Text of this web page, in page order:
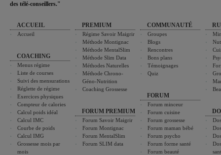
des télé-conseillers."
ACCUEIL
Accueil
COACHING
Menus régime
Liste de courses
Suivi des mensurations
Réglette de régime
Exercices physiques
Compteur de calories
Calcul poids idéal
Calcul IMC
Courbe de poids
Calcul IMG
Grossesse mois par
mois
PREMIUM
Régime Savoir Maigrir
Méthode Montignac
Méthode MentalSlim
Méthode Slim Data
Méthodes Naturelles
Méthode Chrono-
Géno-Nutrition
Coaching Grossesse
FORUM PREMIUM
Forum Savoir Maigrir
Forum Montignac
Forum MentalSlim
Forum SLIM data
COMMUNAUTÉ
Groupes
Blogs
Rencontres
Bons plans
Témoignages
Quiz
FORUM
Forum minceur
Forum cuisine
Forum grossesse
Forum maman bébé
Forum psycho
Forum forme santé
Forum beauté